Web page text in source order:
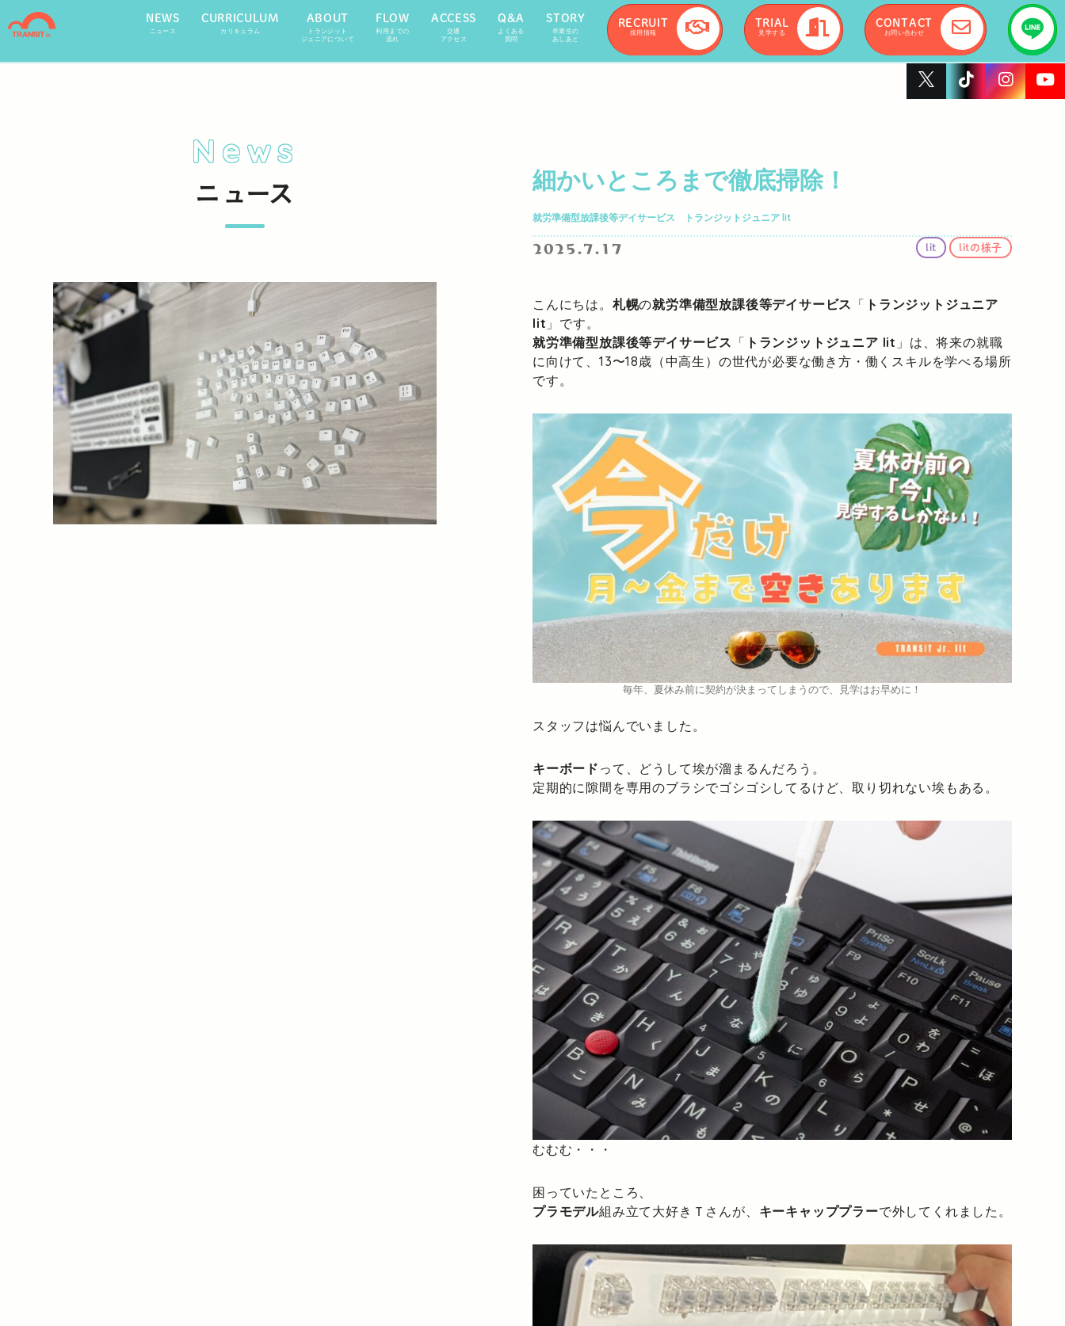
NEWS
ニュース
CURRICULUM
カリキュラム
ABOUT
トランジット
ジュニアについて
FLOW
利用までの
流れ
ACCESS
交通
アクセス
Q&A
よくある
質問
STORY
卒業生の
あしあと
RECRUIT
採用情報
TRIAL
見学する
CONTACT
お問い合わせ
News
ニュース 細かいところまで徹底掃除！
就労準備型放課後等デイサービス トランジットジュニア lit
2025.7.17 lit litの様子
こんにちは。 札幌の就労準備型放課後等デイサービス 「 トランジットジュニア
lit 」です。
就労準備型放課後等デイサービス 「 トランジットジュニア lit 」は、将来の就職
に向けて、13〜18歳（中高生）の世代が必要な働き方・働くスキルを学べる場所
です。
毎年、夏休み前に契約が決まってしまうので、見学はお早めに！
スタッフは悩んでいました。
キーボード って、どうして埃が溜まるんだろう。
定期的に隙間を専用のブラシでゴシゴシしてるけど、取り切れない埃もある。
むむむ・・・
困っていたところ、
プラモデル組み立て大好きＴさんが、 キーキャッププラーで外してくれました。